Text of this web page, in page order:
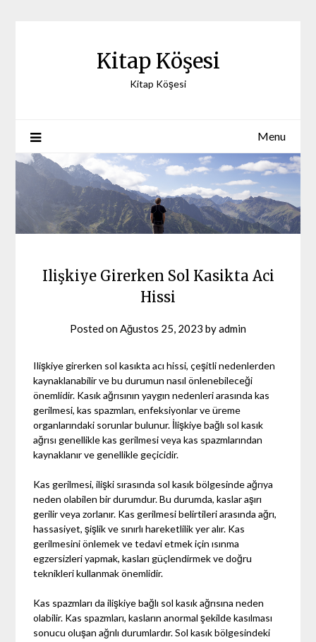
Kitap Köşesi
Kitap Köşesi
Menu
Ilişkiye Girerken Sol Kasikta Aci
Hissi
Posted on Ağustos 25, 2023 byadmin
Ilişkiye girerken sol kasıkta acı hissi, çeşitli nedenlerden
kaynaklanabilir ve bu durumun nasıl önlenebileceği
önemlidir. Kasık ağrısının yaygın nedenleri arasında kas
gerilmesi, kas spazmları, enfeksiyonlar ve üreme
organlarındaki sorunlar bulunur. İlişkiye bağlı sol kasık
ağrısı genellikle kas gerilmesi veya kas spazmlarından
kaynaklanır ve genellikle geçicidir.
Kas gerilmesi, ilişki sırasında sol kasık bölgesinde ağrıya
neden olabilen bir durumdur. Bu durumda, kaslar aşırı
gerilir veya zorlanır. Kas gerilmesi belirtileri arasında ağrı,
hassasiyet, şişlik ve sınırlı hareketlilik yer alır. Kas
gerilmesini önlemek ve tedavi etmek için ısınma
egzersizleri yapmak, kasları güçlendirmek ve doğru
teknikleri kullanmak önemlidir.
Kas spazmları da ilişkiye bağlı sol kasık ağrısına neden
olabilir. Kas spazmları, kasların anormal şekilde kasılması
sonucu oluşan ağrılı durumlardır. Sol kasık bölgesindeki